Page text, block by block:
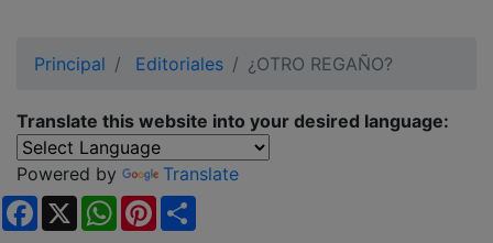
Principal Editoriales ¿OTRO REGAÑO?
Translate this website into your desired language:
Powered by
Translate
Facebook
X WhatsApp
Pinterest